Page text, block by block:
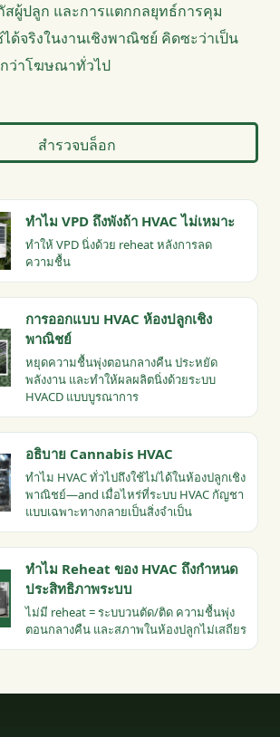
สผู้ปลูก และการแตกกลยุทธ์การคุม
ด้จริงในงานเชิงพาณิชย์ คิดซะว่าเป็น
ว่าโฆษณาทั่วไป
สำรวจบล็อก
ทำไม VPD ถึงพังถ้า HVAC ไม่เหมาะ
ทำให้ VPD นิ่งด้วย reheat หลังการลด
ความชื้น
การออกแบบ HVAC ห้องปลูกเชิง
พาณิชย์
หยุดความชื้นพุ่งตอนกลางคืน ประหยัด
พลังงาน และทำให้ผลผลิตนิ่งด้วยระบบ
HVACD แบบบูรณาการ
อธิบาย Cannabis HVAC
ทำไม HVAC ทั่วไปถึงใช้ไม่ได้ในห้องปลูกเชิง
พาณิชย์—and เมื่อไหร่ที่ระบบ HVAC กัญชา
แบบเฉพาะทางกลายเป็นสิ่งจำเป็น
ทำไม Reheat ของ HVAC ถึงกำหนด
ประสิทธิภาพระบบ
ไม่มี reheat = ระบบวนตัด/ติด ความชื้นพุ่ง
ตอนกลางคืน และสภาพในห้องปลูกไม่เสถียร